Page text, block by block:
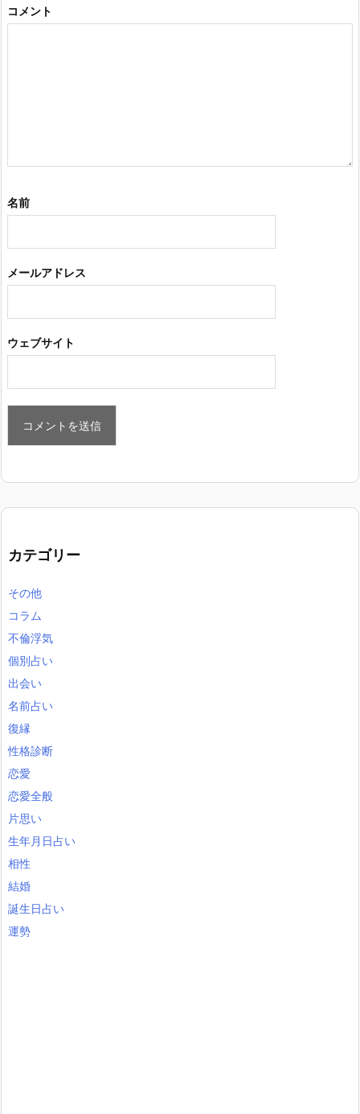
コメント
名前
メールアドレス
ウェブサイト
カテゴリー
その他
コラム
不倫浮気
個別占い
出会い
名前占い
復縁
性格診断
恋愛
恋愛全般
片思い
生年月日占い
相性
結婚
誕生日占い
運勢